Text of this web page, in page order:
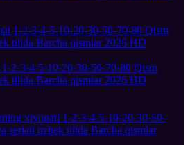
1-2-3-4-5-10-20-30-50-70-80 Qism
tilida Barcha qismlar 2026 HD